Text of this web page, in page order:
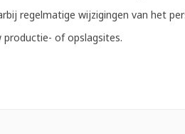
regelmatige wijzigingen van het
of opslagsites.